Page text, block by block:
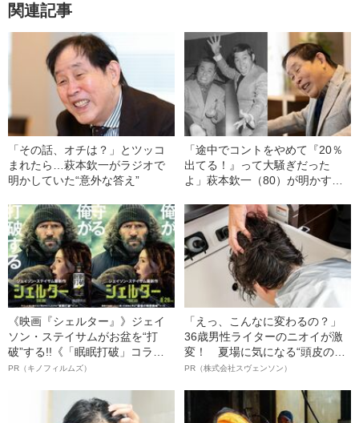
関連記事
「その話、オチは？」とツッコ
まれたら…萩本欽一がラジオで
明かしていた“意外な答え”
「途中でコントをやめて『20％
出てる！』って大騒ぎだった
よ」萩本欽一（80）が明かす紅
をブッとばせ！」と立ち上がっ
た2人のコメディアンの物語》
《映画『シェルター』》ジェイ
ソン・ステイサムがお盆を“打
破”する!!《「眠眠打破」コラ
ボ》
PR（キノフィルムズ）
「えっ、こんなに変わるの？」
36歳男性ライターのニオイが激
変！ 夏場に気になる“頭皮のニ
オイ”や“ベタつき”を解消す
ト”が生み出した徹底ケアとは
PR（株式会社スヴェンソン）